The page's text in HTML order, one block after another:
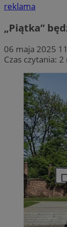
reklama
„Piątka”
06 maja 2025
Czas czytania: 2